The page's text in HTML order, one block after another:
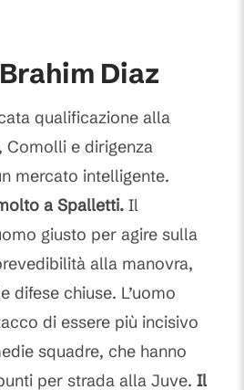
Diaz
qualificazione alla
Comolli e dirigenza
mercato intelligente.
a Spalletti. Il
giusto per agire sulla
alla manovra,
difese chiuse. L’uomo
di essere più incisivo
squadre, che hanno
per strada alla Juve. Il